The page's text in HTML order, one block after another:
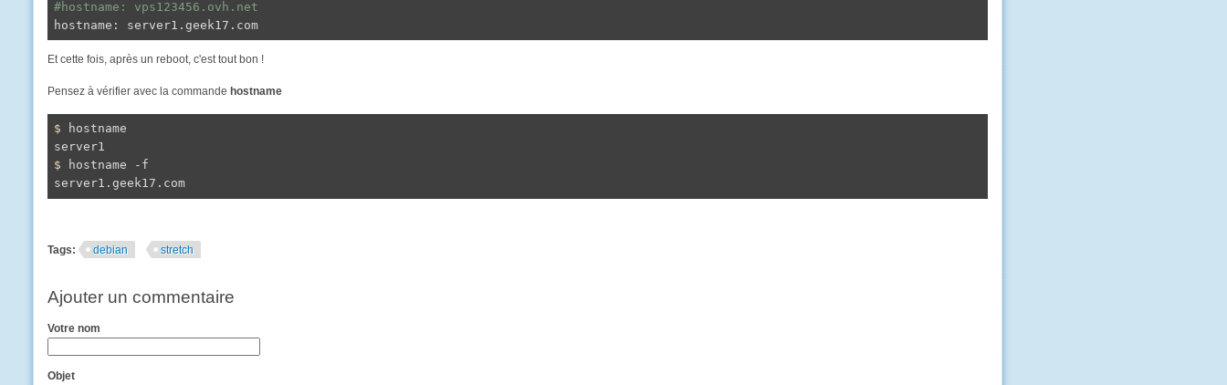
#hostname: vps123456.ovh.net
hostname: server1.geek17.com
Et cette fois, après un reboot, c'est tout bon !
Pensez à vérifier avec la commande hostname
$
hostname
$
hostname -f
server1.geek17.com
Tags: debian stretch
Ajouter un commentaire
Votre nom
Objet